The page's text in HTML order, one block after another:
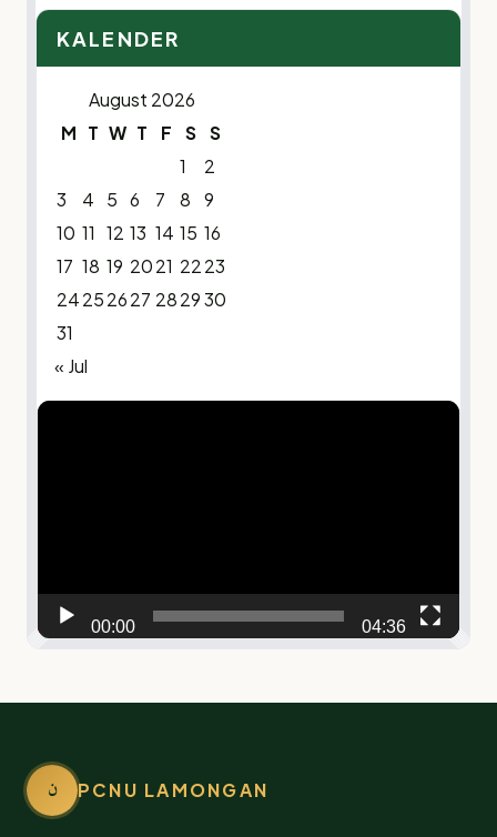
KALENDER
August 2026
M T W T F S S
1
2
3
4 5 6 7 8
9
10 11 12 13 14 15 16
17 18 19 2021 2223
24252627 282930
31
« Jul
Video
00:00 04:36
ن PCNU LAMONGAN